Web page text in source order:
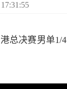
总决赛男单1/